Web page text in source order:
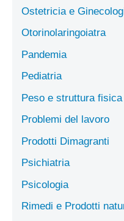
Ostetricia e
Otorinolaringoiatra
Pandemia
Pediatria
Peso e struttura fisica
Problemi del lavoro
Prodotti Dimagranti
Psichiatria
Psicologia
Rimedi e Prodotti